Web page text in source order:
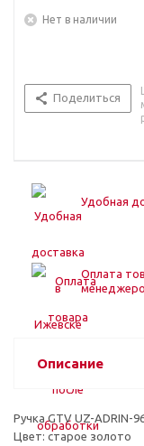
Нет в наличии
Поделиться
Удобная
Оплата
Описание
Ручка GTV UZ-ADRIN-
Цвет: старое золото